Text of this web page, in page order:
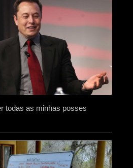
todas as minhas posses